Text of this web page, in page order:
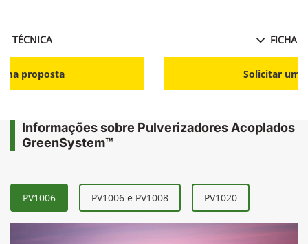
TÉCNICA
proposta
FICHA
Solicitar
Informações sobre Pulverizadores Acoplados
GreenSystem™
PV1006 PV1006 e PV1008 PV1020